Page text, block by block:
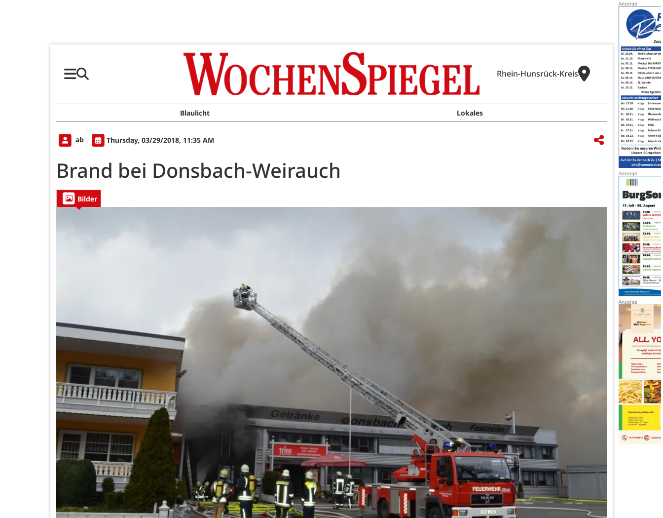
Rhein-Hunsrück-Kreis
Blaulicht Lokales
ab Thursday, 03/29/2018, 11:35 AM
Brand bei Donsbach-Weirauch
Bilder